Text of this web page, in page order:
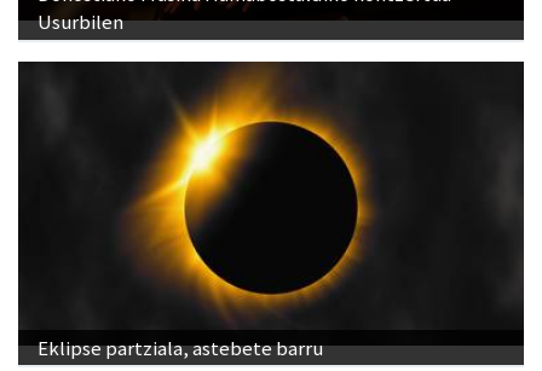
Usurbilen
Eklipse partziala, astebete barru